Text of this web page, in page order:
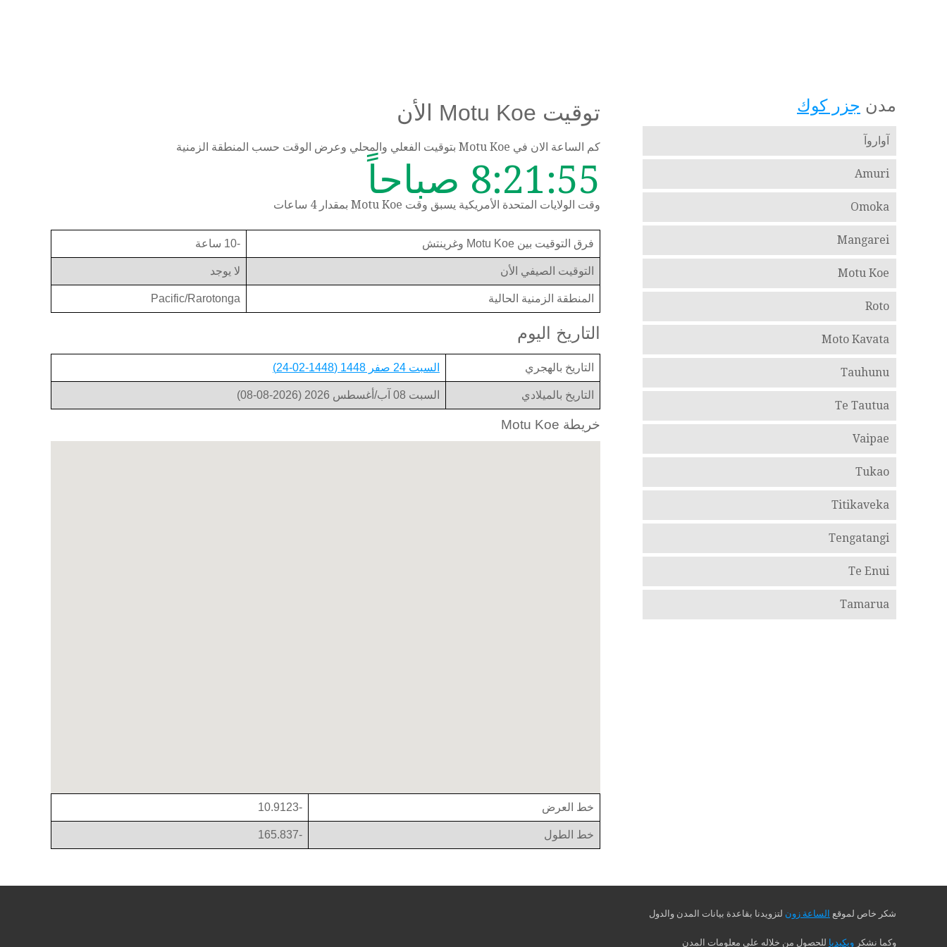
توقيت Motu Koe الأن
كم الساعة الان في Motu Koe بتوقيت الفعلي والمحلي وعرض الوقت حسب المنطقة الزمنية
8:21:55 صباحاً
وقت الولايات المتحدة الأمريكية يسبق وقت Motu Koe بمقدار 4 ساعات
فرق التوقيت بين Motu Koe وغرينتش -10 ساعة
التوقيت الصيفي الأن لا يوجد
المنطقة الزمنية الحالية Pacific/Rarotonga
التاريخ اليوم
التاريخ بالهجري السبت 24 صفر 1448 (1448-02-24)
التاريخ بالميلادي السبت 08 آب/أغسطس 2026 (2026-08-08)
خريطة Motu Koe
خط العرض -10.9123
خط الطول -165.837
مدن جزر كوك
آواروآ
Amuri
Omoka
Mangarei
Motu Koe
Roto
Moto Kavata
Tauhunu
Te Tautua
Vaipae
Tukao
Titikaveka
Tengatangi
Te Enui
Tamarua
شكر خاص لموقع الساعة زون لتزويدنا بقاعدة بيانات المدن والدول
وكما نشكر ويكيديا للحصول من خلاله على معلومات المدن